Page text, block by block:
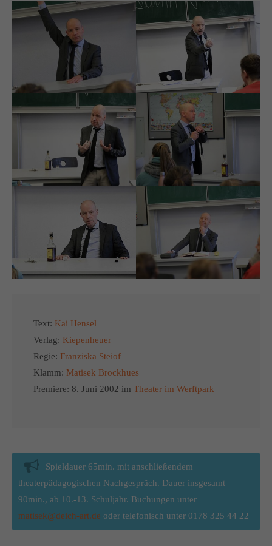
Text: Kai Hensel
Verlag: Kiepenheuer
Regie: Franziska Steiof
Klamm: Matisek Brockhues
Premiere: 8. Juni 2002 im Theater im Werftpark
Spieldauer 65min. mit anschließendem
theaterpädagogischen Nachgespräch. Dauer insgesamt
90min., ab 10.-13. Schuljahr. Buchungen unter
matisek@deich-art.de oder telefonisch unter 0178 325 44 22